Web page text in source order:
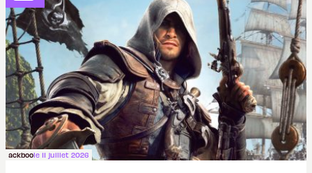
dans la rue. Bon été à tous ! –ER.
ackboole 11 juillet 2026